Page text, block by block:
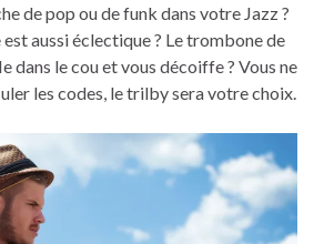
de pop ou de funk dans votre Jazz ?
aussi éclectique ? Le trombone de
dans le cou et vous décoiffe ? Vous ne
les codes, le trilby sera votre choix.